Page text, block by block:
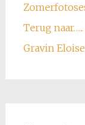
Terug
Gravin